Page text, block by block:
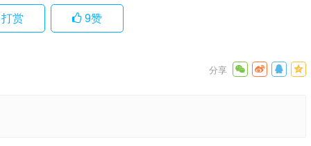
赏 9赞